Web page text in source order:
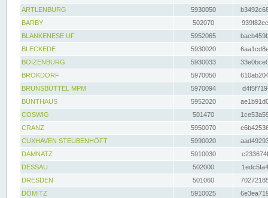
ARTLENBURG
5930050
BARBY
502070
BLANKENESE UF
5952065
BLECKEDE
5930020
BOIZENBURG
5930033
BROKDORF
5970050
BRUNSBÜTTEL MPM
5970094
BUNTHAUS
5952020
COSWIG
501470
CRANZ
5950070
CUXHAVEN STEUBENHÖFT
5990020
DAMNATZ
5910030
DESSAU
502000
DRESDEN
501060
DÖMITZ
5910025